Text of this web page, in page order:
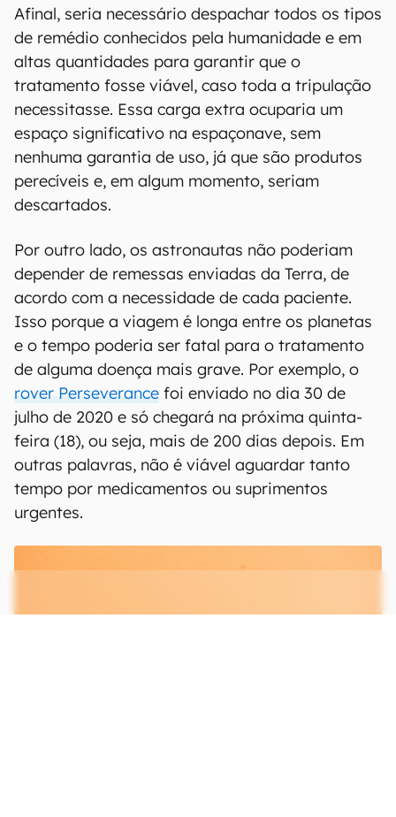
Afinal, seria necessário despachar todos os tipos
de remédio conhecidos pela humanidade e em
altas quantidades para garantir que o
tratamento fosse viável, caso toda a tripulação
necessitasse. Essa carga extra ocuparia um
espaço significativo na espaçonave, sem
nenhuma garantia de uso, já que são produtos
perecíveis e, em algum momento, seriam
descartados.
Por outro lado, os astronautas não poderiam
depender de remessas enviadas da Terra, de
acordo com a necessidade de cada paciente.
Isso porque a viagem é longa entre os planetas
e o tempo poderia ser fatal para o tratamento
de alguma doença mais grave. Por exemplo, o
rover Perseverance foi enviado no dia 30 de
julho de 2020 e só chegará na próxima quinta-
feira (18), ou seja, mais de 200 dias depois. Em
outras palavras, não é viável aguardar tanto
tempo por medicamentos ou suprimentos
urgentes.